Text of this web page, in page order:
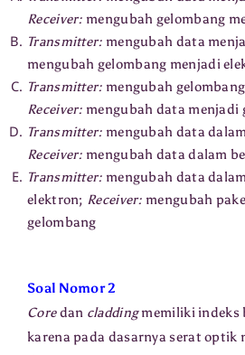
Receiver: mengubah gelombang
Transmitter: mengubah data
mengubah gelombang menjadi
Transmitter: mengubah
Receiver: mengubah data menjadi
Transmitter: mengubah data
Receiver: mengubah data dalam
Transmitter: mengubah data
elektron; Receiver: mengubah
gelombang
Soal Nomor 2
Coredan claddingmemiliki indeks
karena pada dasarnya serat optik